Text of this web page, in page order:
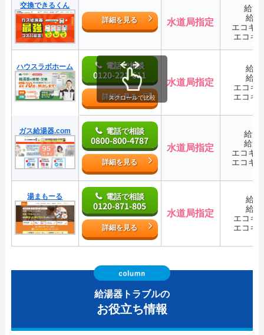
交換できるくん
詳細を見る
水道局指定
給湯
給
エコキ
エコキ
ハウスラボホーム 電話で相談
0120-221-611
詳細を見る
水道局指定
給
給
エコキ
エコキ
ガス給湯器.com 電話で相談
0800-800-4787
詳細を見る
水道局指定
給湯
給湯
エコキ
エコキ
湯まもーる 電話で相談
0120-871-805
詳細を見る
水道局指定
給
給
エコキ
エコキ
スクロールで比較
給湯器トラブルの
お役立ち情報